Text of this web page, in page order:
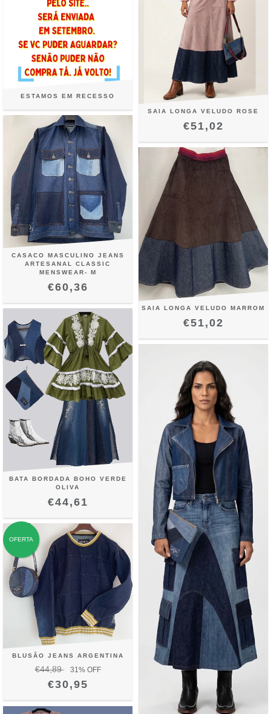
ESTAMOS EM RECESSO
SAIA LONGA VELUDO ROSE
€51,02
CASACO MASCULINO JEANS
ARTESANAL CLASSIC
MENSWEAR- M
€60,36
SAIA LONGA VELUDO MARROM
€51,02
BATA BORDADA BOHO VERDE
OLIVA
€44,61
OFERTA
BLUSÂO JEANS ARGENTINA
€44,89 31% OFF
€30,95